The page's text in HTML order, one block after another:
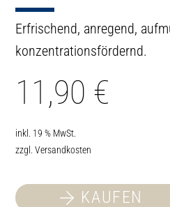
Erfrischend, anregend,
konzentrationsfördernd.
11,90 €
inkl. 19 % MwSt.
zzgl.Versandkosten
KAUFEN